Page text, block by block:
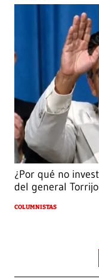
¿Por qué no
del general
COLUMNISTAS